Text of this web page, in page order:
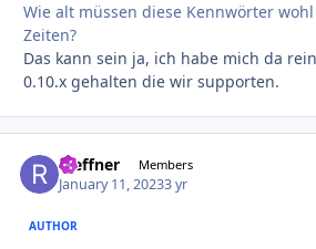
Wie alt müssen diese Kennwörter wohl
Zeiten?
Das kann sein ja, ich habe mich da
0.10.x gehalten die wir supporten.
rseffner Members
January 11, 20233 yr
AUTHOR